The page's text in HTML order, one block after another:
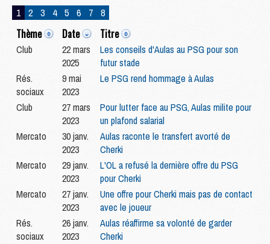
1 2 3 4 5 6 7 8
Thème Date Titre
Club
22 mars
2025
Les conseils d'Aulas au PSG pour son
futur stade
Rés.
sociaux
9 mai
2023
Le PSG rend hommage à Aulas
Club
27 mars
2023
Pour lutter face au PSG, Aulas milite pour
un plafond salarial
Mercato
30 janv.
2023
Aulas raconte le transfert avorté de
Cherki
Mercato
29 janv.
2023
L'OL a refusé la dernière offre du PSG
pour Cherki
Mercato
27 janv.
2023
Une offre pour Cherki mais pas de contact
avec le joueur
Rés.
sociaux
26 janv.
2023
Aulas réaffirme sa volonté de garder
Cherki